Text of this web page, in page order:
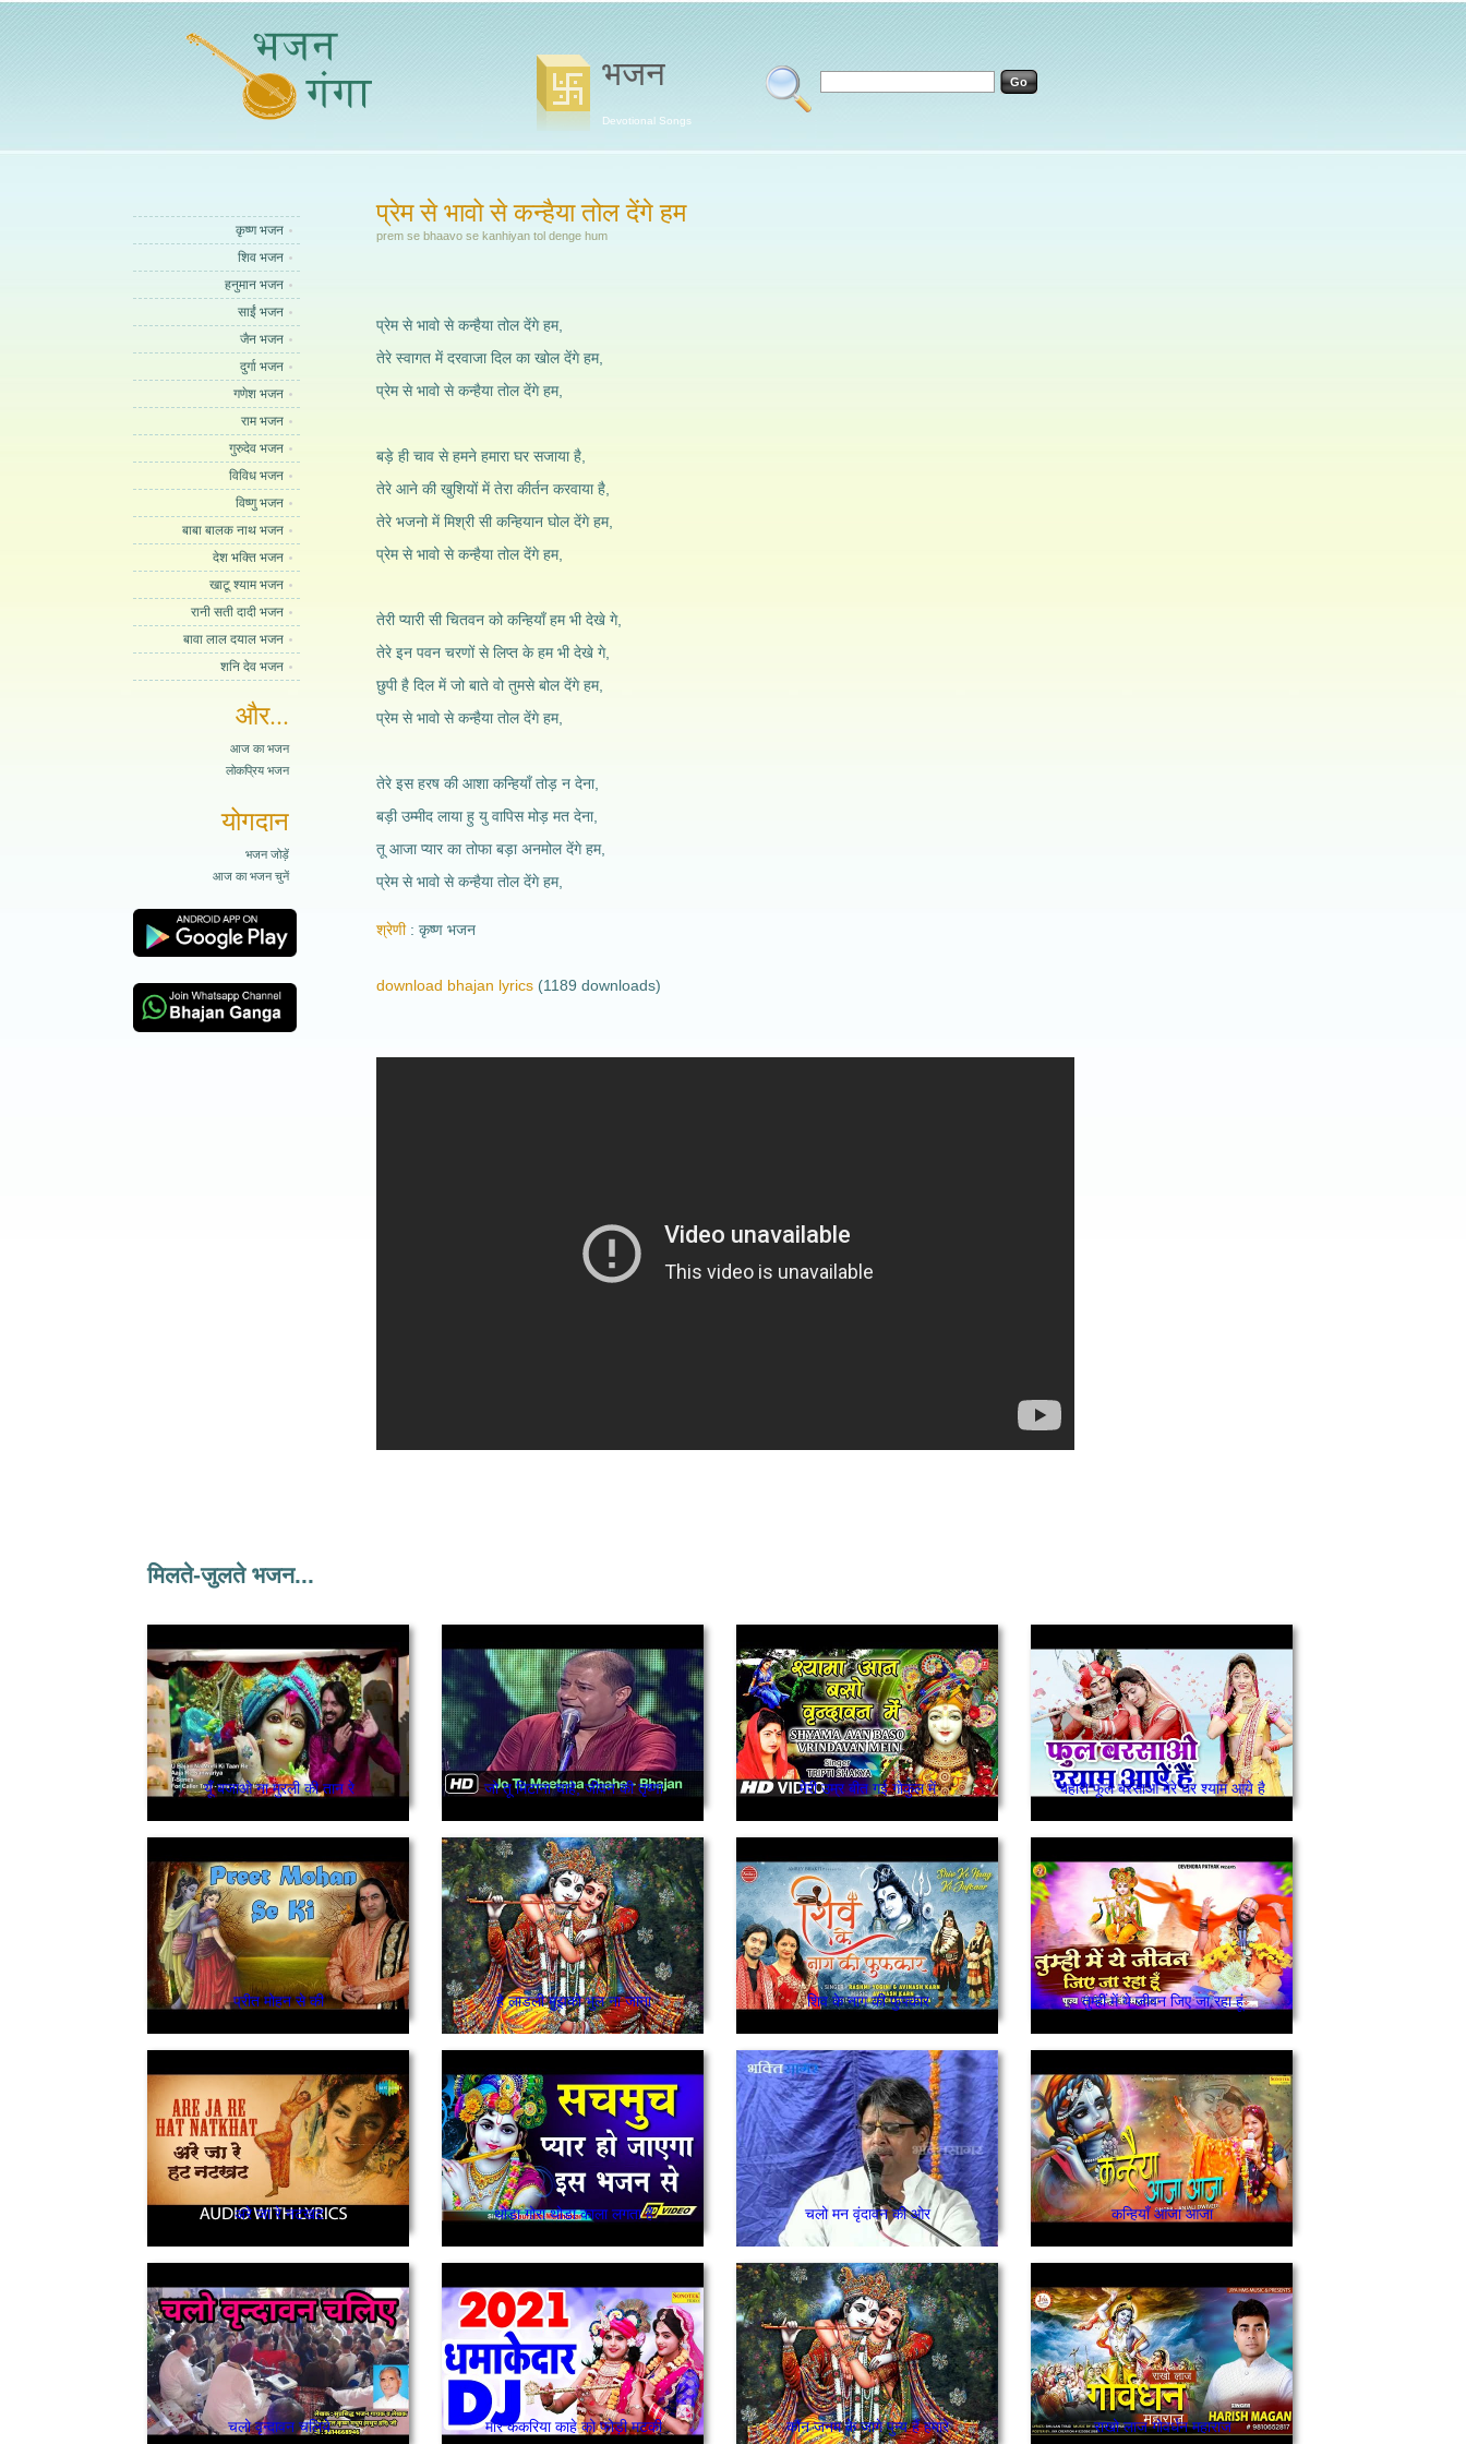
भजन
Devotional Songs
कृष्ण भजन
शिव भजन
हनुमान भजन
साईं भजन
जैन भजन
दुर्गा भजन
गणेश भजन
राम भजन
गुरुदेव भजन
विविध भजन
विष्णु भजन
बाबा बालक नाथ भजन
देश भक्ति भजन
खाटू श्याम भजन
रानी सती दादी भजन
बावा लाल दयाल भजन
शनि देव भजन
और...
आज का भजन
लोकप्रिय भजन
योगदान
भजन जोड़ें
आज का भजन चुनें
प्रेम से भावो से कन्हैया तोल देंगे हम
prem se bhaavo se kanhiyan tol denge hum
प्रेम से भावो से कन्हैया तोल देंगे हम,
तेरे स्वागत में दरवाजा दिल का खोल देंगे हम,
प्रेम से भावो से कन्हैया तोल देंगे हम,
बड़े ही चाव से हमने हमारा घर सजाया है,
तेरे आने की खुशियों में तेरा कीर्तन करवाया है,
तेरे भजनो में मिश्री सी कन्हियान घोल देंगे हम,
प्रेम से भावो से कन्हैया तोल देंगे हम,
तेरी प्यारी सी चितवन को कन्हियाँ हम भी देखे गे,
तेरे इन पवन चरणों से लिप्त के हम भी देखे गे,
छुपी है दिल में जो बाते वो तुमसे बोल देंगे हम,
प्रेम से भावो से कन्हैया तोल देंगे हम,
तेरे इस हरष की आशा कन्हियाँ तोड़ न देना,
बड़ी उम्मीद लाया हु यु वापिस मोड़ मत देना,
तू आजा प्यार का तोफा बड़ा अनमोल देंगे हम,
प्रेम से भावो से कन्हैया तोल देंगे हम,
श्रेणी कृष्ण भजन
download bhajan lyrics (1189 downloads)
मिलते-जुलते भजन...
यूँ बजाओ ना मुरली की तान रे जो तू मिटाना चाहे, जीवन की तृष्णा मेरी उम्र बीत गई गोकुल में बहारो फूल बरसाओ मेरे घर श्याम आये है
प्रीत मोहन से की हे लाडली मुझको भुल ना जाना शिव के नाग की फुफ्कार तुम्हीं में ये जीवन जिए जा रहा हूं
अरे जा रे नटखट थोडा गोरा थोडा काला लगता है चलो मन वृंदावन की ओर कन्हियाँ आजा आजा
चलो वृन्दावन चलिये मारे कंकरिया काहे को फोड़ी मटकी कौंन जनम के जागे पुन्य हैं हमारे राखो लाज गोवर्धन महाराज